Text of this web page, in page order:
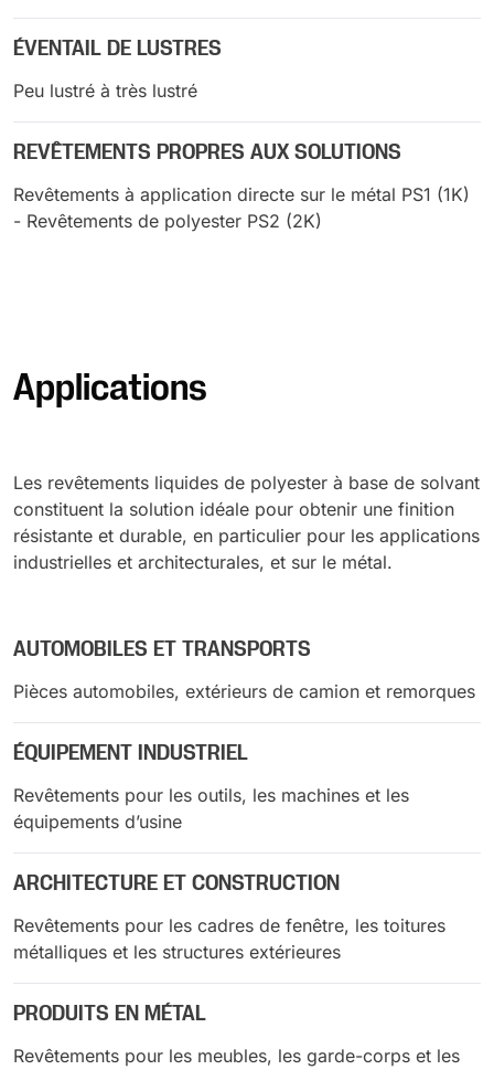
ÉVENTAIL DE LUSTRES
Peu lustré à très lustré
REVÊTEMENTS PROPRES AUX SOLUTIONS
Revêtements à application directe sur le métal PS1 (1K)
- Revêtements de polyester PS2 (2K)
Applications
Les revêtements liquides de polyester à base de solvant
constituent la solution idéale pour obtenir une finition
résistante et durable, en particulier pour les applications
industrielles et architecturales, et sur le métal.
AUTOMOBILES ET TRANSPORTS
Pièces automobiles, extérieurs de camion et remorques
ÉQUIPEMENT INDUSTRIEL
Revêtements pour les outils, les machines et les
équipements d’usine
ARCHITECTURE ET CONSTRUCTION
Revêtements pour les cadres de fenêtre, les toitures
métalliques et les structures extérieures
PRODUITS EN MÉTAL
Revêtements pour les meubles, les garde-corps et les